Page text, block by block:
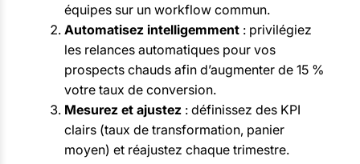
équipes sur un workflow commun.
Automatisez intelligemment : privilégiez
les relances automatiques pour vos
prospects chauds afin d’augmenter de 15 %
votre taux de conversion.
Mesurez et ajustez : définissez des KPI
clairs (taux de transformation, panier
moyen) et réajustez chaque trimestre.